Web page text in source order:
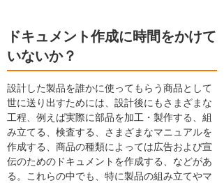
ドキュメント作成に時間をかけて
いないか？
設計した製品を誰かに使ってもらう商品として
世に送り出すためには、設計後にもさまざまな
工程、例えば実際に部品を加工・製作する、組
み立てる、検査する、さまざまなマニュアルを
作成する、商品の種類によっては広告および宣
伝のためのドキュメントを作成する、などがあ
る。これらの中でも、特に製品の組み立てやマ